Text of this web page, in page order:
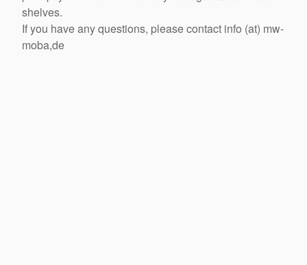
shelves.
If you have any questions, please contact info (at) mw-
moba,de